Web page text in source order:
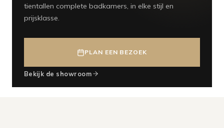
tientallen complete badkamers, in elke stijl en
prijsklasse.
PLAN EEN BEZOEK
Bekijk de showroom